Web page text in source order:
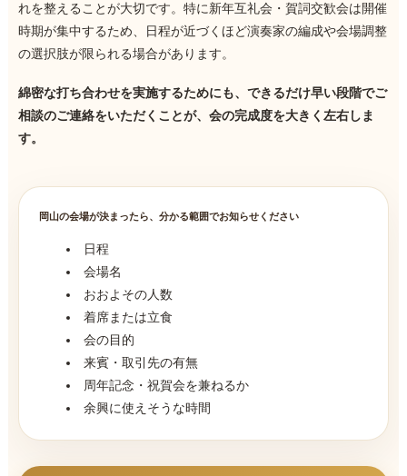
れを整えることが大切です。特に新年互礼会・賀詞交歓会は開催
時期が集中するため、日程が近づくほど演奏家の編成や会場調整
の選択肢が限られる場合があります。
綿密な打ち合わせを実施するためにも、できるだけ早い段階でご
相談のご連絡をいただくことが、会の完成度を大きく左右しま
す。
岡山の会場が決まったら、分かる範囲でお知らせください
日程
会場名
おおよその人数
着席または立食
会の目的
来賓・取引先の有無
周年記念・祝賀会を兼ねるか
余興に使えそうな時間